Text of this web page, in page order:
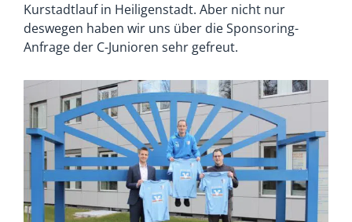
Kurstadtlauf in Heiligenstadt. Aber nicht nur
deswegen haben wir uns über die Sponsoring-
Anfrage der C-Junioren sehr gefreut.